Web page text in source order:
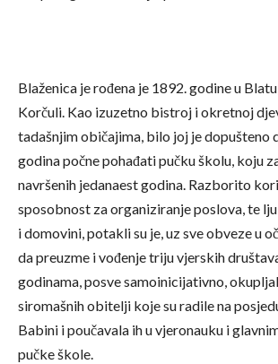
Blaženica je rođena je 1892. godine u
Korčuli. Kao izuzetno bistroj i okretnoj
tadašnjim običajima, bilo joj je dopušteno
godina počne pohađati pučku školu, koju
navršenih jedanaest godina. Razborito
sposobnost za organiziranje poslova, te
i domovini, potakli su je, uz sve obveze u
da preuzme i vođenje triju vjerskih
godinama, posve samoinicijativno,
siromašnih obitelji koje su radile na
Babini i poučavala ih u vjeronauku i
pučke škole.